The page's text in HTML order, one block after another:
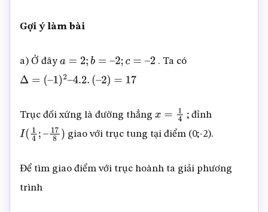
Gợi ý làm bài
a) Ở đây a=2 b=– 2;c =–2 . Ta có
Δ=(– 1 2– 4.2.(–2 )= 17
Trục đối xứng là đường thẳng x=14 ; đỉnh
I(1 4 – 178 ) giao với trục tung tại điểm (0;-2).
Để tìm giao điểm với trục hoành ta giải phương
trình